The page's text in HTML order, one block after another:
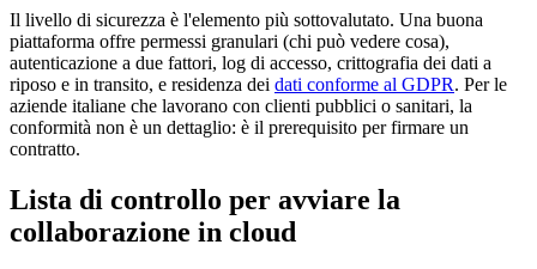
Il livello di sicurezza è l'elemento più sottovalutato. Una buona
piattaforma offre permessi granulari (chi può vedere cosa),
autenticazione a due fattori, log di accesso, crittografia dei dati a
riposo e in transito, e residenza dei dati conforme al GDPR. Per le
aziende italiane che lavorano con clienti pubblici o sanitari, la
conformità non è un dettaglio: è il prerequisito per firmare un
contratto.
Lista di controllo per avviare la
collaborazione in cloud